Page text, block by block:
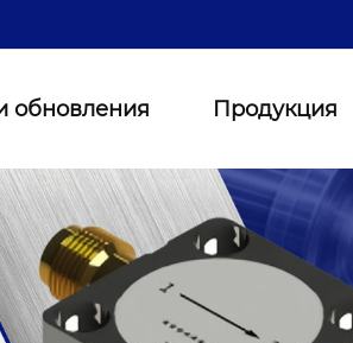
обновления Продукция